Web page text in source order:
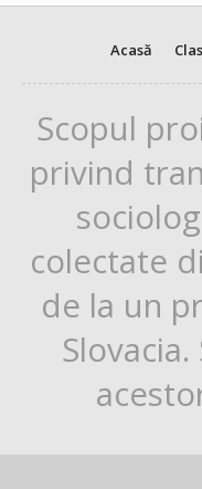
Acasă
Scopul
privind
colectate
de la un